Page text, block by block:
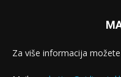
Za više informacija